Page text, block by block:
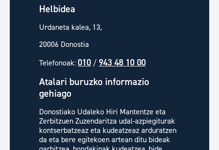
Helbidea
Urdaneta kalea, 13,
20006 Donostia
Telefonoak: 010 / 943 48 10 00
Atalari buruzko informazio
gehiago
Donostiako Udaleko Hiri Mantentze eta
Zerbitzuen Zuzendaritza udal-azpiegiturak
kontserbatzeaz eta kudeatzeaz arduratzen
da eta bere egitekoen artean ditu bideak